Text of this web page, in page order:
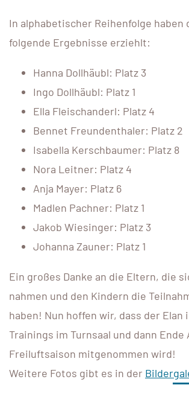
In alphabetischer Reihenfolge haben
folgende Ergebnisse erziehlt:
Hanna Dollhäubl: Platz 3
Ingo Dollhäubl: Platz 1
Ella Fleischanderl: Platz 4
Bennet Freundenthaler: Platz 2
Isabella Kerschbaumer: Platz 8
Nora Leitner: Platz 4
Anja Mayer: Platz 6
Madlen Pachner: Platz 1
Jakob Wiesinger: Platz 3
Johanna Zauner: Platz 1
Ein großes Danke an die Eltern, die
nahmen und den Kindern die
haben! Nun hoffen wir, dass der Elan
Trainings im Turnsaal und dann Ende
Freiluftsaison mitgenommen wird!
Weitere Fotos gibt es in der